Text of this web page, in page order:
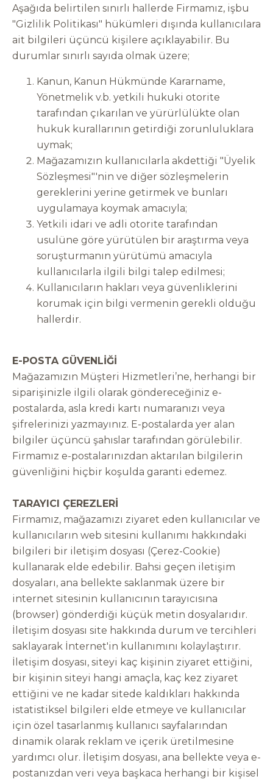
Aşağıda belirtilen sınırlı hallerde Firmamız, işbu
"Gizlilik Politikası" hükümleri dışında kullanıcılara
ait bilgileri üçüncü kişilere açıklayabilir. Bu
durumlar sınırlı sayıda olmak üzere;
Kanun, Kanun Hükmünde Kararname,
Yönetmelik v.b. yetkili hukuki otorite
tarafından çıkarılan ve yürürlülükte olan
hukuk kurallarının getirdiği zorunluluklara
uymak;
Mağazamızın kullanıcılarla akdettiği "Üyelik
Sözleşmesi"'nin ve diğer sözleşmelerin
gereklerini yerine getirmek ve bunları
uygulamaya koymak amacıyla;
Yetkili idari ve adli otorite tarafından
usulüne göre yürütülen bir araştırma veya
soruşturmanın yürütümü amacıyla
kullanıcılarla ilgili bilgi talep edilmesi;
Kullanıcıların hakları veya güvenliklerini
korumak için bilgi vermenin gerekli olduğu
hallerdir.
E-POSTA GÜVENLİĞİ
Mağazamızın Müşteri Hizmetleri’ne, herhangi bir
siparişinizle ilgili olarak göndereceğiniz e-
postalarda, asla kredi kartı numaranızı veya
şifrelerinizi yazmayınız. E-postalarda yer alan
bilgiler üçüncü şahıslar tarafından görülebilir.
Firmamız e-postalarınızdan aktarılan bilgilerin
güvenliğini hiçbir koşulda garanti edemez.
TARAYICI ÇEREZLERİ
Firmamız, mağazamızı ziyaret eden kullanıcılar ve
kullanıcıların web sitesini kullanımı hakkındaki
bilgileri bir iletişim dosyası (Çerez-Cookie)
kullanarak elde edebilir. Bahsi geçen iletişim
dosyaları, ana bellekte saklanmak üzere bir
internet sitesinin kullanıcının tarayıcısına
(browser) gönderdiği küçük metin dosyalarıdır.
İletişim dosyası site hakkında durum ve tercihleri
saklayarak İnternet'in kullanımını kolaylaştırır.
İletişim dosyası, siteyi kaç kişinin ziyaret ettiğini,
bir kişinin siteyi hangi amaçla, kaç kez ziyaret
ettiğini ve ne kadar sitede kaldıkları hakkında
istatistiksel bilgileri elde etmeye ve kullanıcılar
için özel tasarlanmış kullanıcı sayfalarından
dinamik olarak reklam ve içerik üretilmesine
yardımcı olur. İletişim dosyası, ana bellekte veya e-
postanızdan veri veya başkaca herhangi bir kişisel